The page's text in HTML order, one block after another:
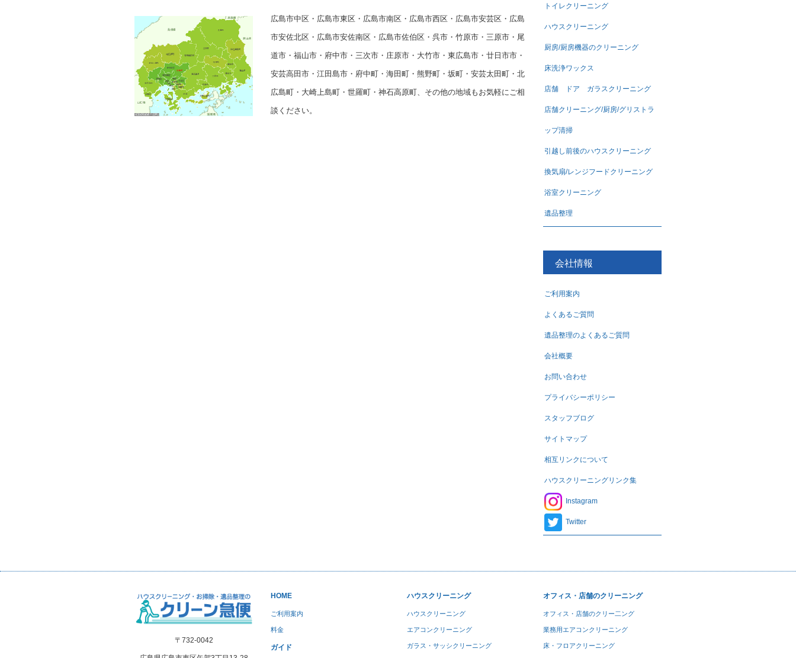
広島市中区・広島市東区・広島市南区・広島市西区・広島市安芸区・広島
市安佐北区・広島市安佐南区・広島市佐伯区・呉市・竹原市・三原市・尾
道市・福山市・府中市・三次市・庄原市・大竹市・東広島市・廿日市市・
安芸高田市・江田島市・府中町・海田町・熊野町・坂町・安芸太田町・北
広島町・大崎上島町・世羅町・神石高原町、その他の地域もお気軽にご相
談ください。
トイレクリーニング
ハウスクリーニング
厨房/厨房機器のクリーニング
床洗浄ワックス
店舗 ドア ガラスクリーニング
店舗クリーニング/厨房/グリストラ
ップ清掃
引越し前後のハウスクリーニング
換気扇/レンジフードクリーニング
浴室クリーニング
遺品整理
会社情報
ご利用案内
よくあるご質問
遺品整理のよくあるご質問
会社概要
お問い合わせ
プライバシーポリシー
スタッフブログ
サイトマップ
相互リンクについて
ハウスクリーニングリンク集
Instagram
Twitter
〒732-0042
HOME
ご利用案内
料金
ガイド
ハウスクリーニング
ハウスクリーニング
エアコンクリーニング
ガラス・サッシクリーニング
オフィス・店舗のクリーニング
オフィス・店舗のクリー二ング
業務用エアコンクリーニング
床・フロアクリーニング